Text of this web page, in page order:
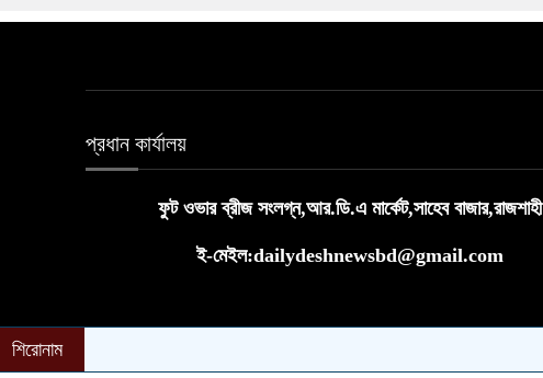
প্রধান কার্যালয়
ফুট ওভার ব্রীজ সংলগ্ন,আর.ডি.এ মার্কেট,সাহেব বাজার,রাজশাহী
ই-মেইল:dailydeshnewsbd@gmail.com
শিরোনাম